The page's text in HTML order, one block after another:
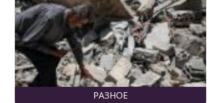
РАЗНОЕ